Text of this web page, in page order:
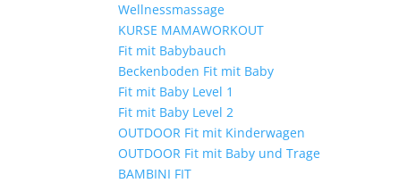
Wellnessmassage
KURSE MAMAWORKOUT
Fit mit Babybauch
Beckenboden Fit mit Baby
Fit mit Baby Level 1
Fit mit Baby Level 2
OUTDOOR Fit mit Kinderwagen
OUTDOOR Fit mit Baby und Trage
BAMBINI FIT